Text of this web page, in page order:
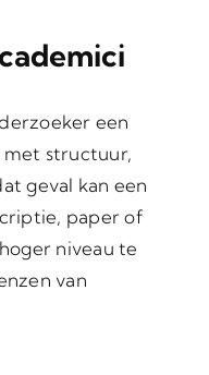
een
met structuur,
geval kan een
paper of
niveau te
van